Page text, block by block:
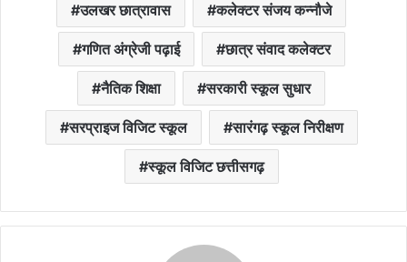
उलखर छात्रावास कलेक्टर संजय कन्नौजे
गणित अंग्रेजी पढ़ाई छात्र संवाद कलेक्टर
नैतिक शिक्षा सरकारी स्कूल सुधार
सरप्राइज विजिट स्कूल सारंगढ़ स्कूल निरीक्षण
स्कूल विजिट छत्तीसगढ़